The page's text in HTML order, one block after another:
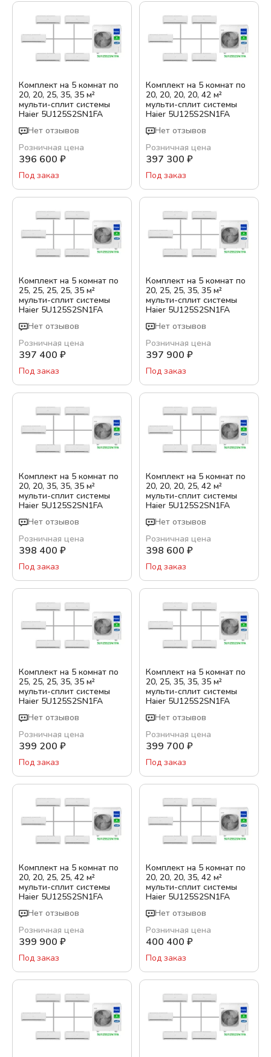
Комплект на 5 комнат по
20, 20, 25, 35, 35 м²
мульти-сплит системы
Haier 5U125S2SN1FA
Нет отзывов
Розничная цена
396 600 ₽
Под заказ
Комплект на 5 комнат по
20, 20, 20, 20, 42 м²
мульти-сплит системы
Haier 5U125S2SN1FA
Нет отзывов
Розничная цена
397 300 ₽
Под заказ
Комплект на 5 комнат по
25, 25, 25, 25, 35 м²
мульти-сплит системы
Haier 5U125S2SN1FA
Нет отзывов
Розничная цена
397 400 ₽
Под заказ
Комплект на 5 комнат по
20, 25, 25, 35, 35 м²
мульти-сплит системы
Haier 5U125S2SN1FA
Нет отзывов
Розничная цена
397 900 ₽
Под заказ
Комплект на 5 комнат по
20, 20, 35, 35, 35 м²
мульти-сплит системы
Haier 5U125S2SN1FA
Нет отзывов
Розничная цена
398 400 ₽
Под заказ
Комплект на 5 комнат по
20, 20, 20, 25, 42 м²
мульти-сплит системы
Haier 5U125S2SN1FA
Нет отзывов
Розничная цена
398 600 ₽
Под заказ
Комплект на 5 комнат по
25, 25, 25, 35, 35 м²
мульти-сплит системы
Haier 5U125S2SN1FA
Нет отзывов
Розничная цена
399 200 ₽
Под заказ
Комплект на 5 комнат по
20, 25, 35, 35, 35 м²
мульти-сплит системы
Haier 5U125S2SN1FA
Нет отзывов
Розничная цена
399 700 ₽
Под заказ
Комплект на 5 комнат по
20, 20, 25, 25, 42 м²
мульти-сплит системы
Haier 5U125S2SN1FA
Нет отзывов
Розничная цена
399 900 ₽
Под заказ
Комплект на 5 комнат по
20, 20, 20, 35, 42 м²
мульти-сплит системы
Haier 5U125S2SN1FA
Нет отзывов
Розничная цена
400 400 ₽
Под заказ